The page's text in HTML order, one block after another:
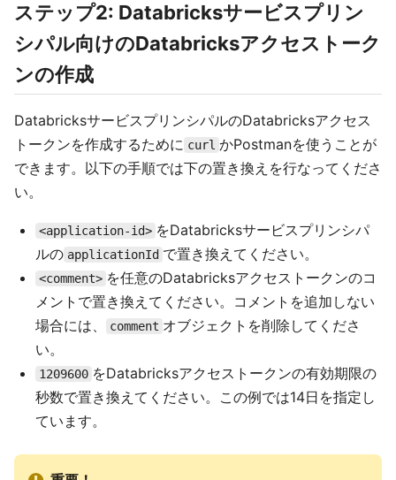
ステップ2: Databricksサービスプリン
シパル向けのDatabricksアクセストーク
ンの作成
DatabricksサービスプリンシパルのDatabricksアクセス
トークンを作成するために curl かPostmanを使うことが
できます。以下の手順では下の置き換えを行なってくださ
い。
<application-id> をDatabricksサービスプリンシパ
ルの applicationId で置き換えてください。
<comment> を任意のDatabricksアクセストークンのコ
メントで置き換えてください。コメントを追加しない
場合には、
comment オブジェクトを削除してくださ
い。
1209600 をDatabricksアクセストークンの有効期限の
秒数で置き換えてください。この例では14日を指定し
ています。